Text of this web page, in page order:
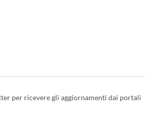
per ricevere gli aggiornamenti dai portali